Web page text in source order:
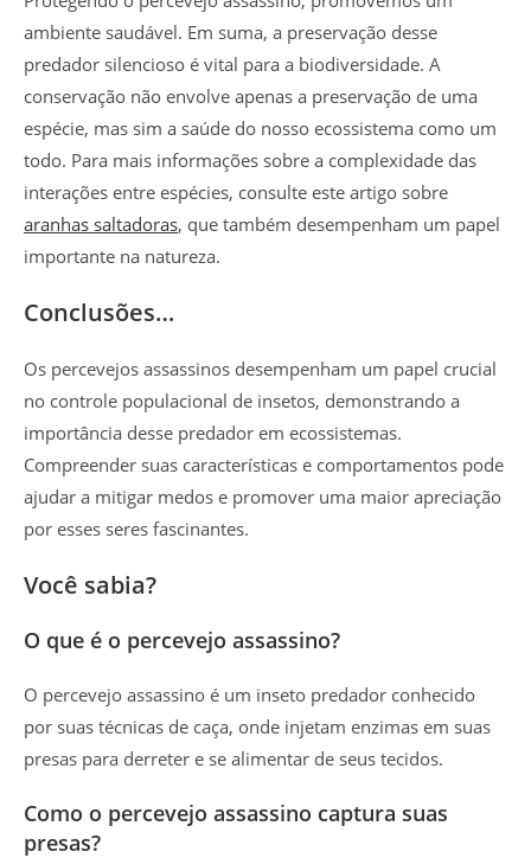
ambiente saudável. Em suma, a preservação desse
predador silencioso é vital para a biodiversidade. A
conservação não envolve apenas a preservação de uma
espécie, mas sim a saúde do nosso ecossistema como um
todo. Para mais informações sobre a complexidade das
interações entre espécies, consulte este artigo sobre
aranhas saltadoras, que também desempenham um papel
importante na natureza.
Conclusões…
Os percevejos assassinos desempenham um papel crucial
no controle populacional de insetos, demonstrando a
importância desse predador em ecossistemas.
Compreender suas características e comportamentos pode
ajudar a mitigar medos e promover uma maior apreciação
por esses seres fascinantes.
Você sabia?
O que é o percevejo assassino?
O percevejo assassino é um inseto predador conhecido
por suas técnicas de caça, onde injetam enzimas em suas
presas para derreter e se alimentar de seus tecidos.
Como o percevejo assassino captura suas
presas?